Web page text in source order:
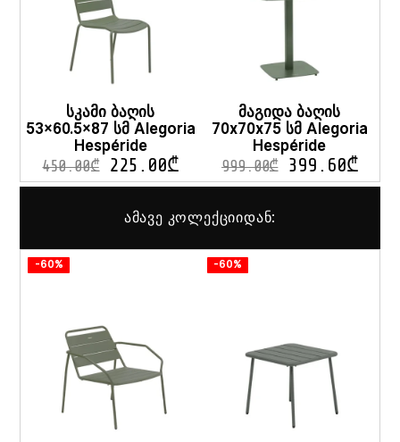
სკამი ბაღის
53×60.5×87 სმ Alegoria
Hespéride
450.00₾ 225.00₾
მაგიდა ბაღის
70x70x75 სმ Alegoria
Hespéride
999.00₾ 399.60₾
ამავე კოლექციიდან:
-60% -60%